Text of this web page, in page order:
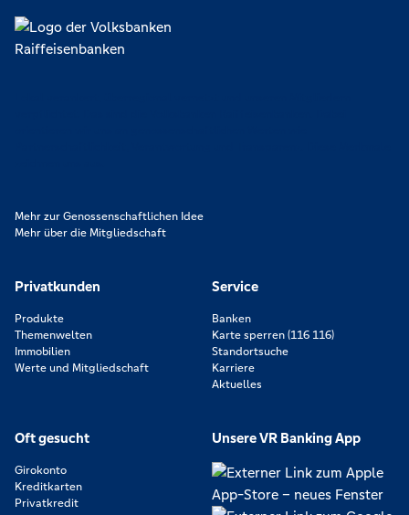
Mehr zur Genossenschaftlichen Idee
Mehr über die Mitgliedschaft
Privatkunden
Produkte
Themenwelten
Immobilien
Werte und Mitgliedschaft
Service
Banken
Karte sperren (116 116)
Standortsuche
Karriere
Aktuelles
Oft gesucht
Girokonto
Kreditkarten
Privatkredit
Unsere VR Banking App